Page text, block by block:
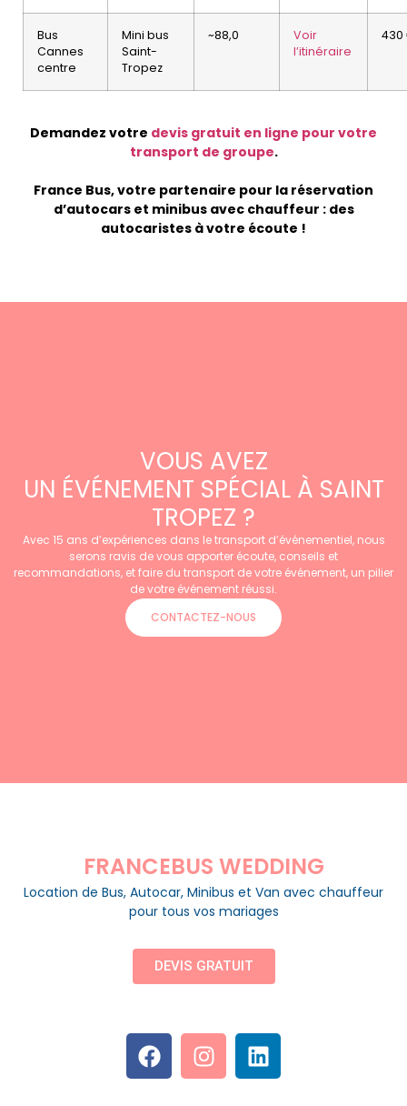
Bus
Cannes
centre
Mini bus
Saint-
Tropez
~88,0
Voir
l’itinéraire
430
Demandez votre devis gratuit en ligne pour votre
transport de groupe.
France Bus, votre partenaire pour la réservation
d’autocars et minibus avec chauffeur : des
autocaristes à votre écoute !
VOUS AVEZ
UN ÉVÉNEMENT SPÉCIAL À SAINT
TROPEZ ?
Avec 15 ans d’expériences dans le transport d’événementiel, nous
serons ravis de vous apporter écoute, conseils et
recommandations, et faire du transport de votre événement, un pilier
de votre événement réussi.
CONTACTEZ-NOUS
FRANCEBUS WEDDING
Location de Bus, Autocar, Minibus et Van avec chauffeur
pour tous vos mariages
DEVIS GRATUIT